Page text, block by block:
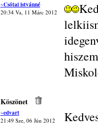
~Csótai istvánné
20:34 Va, 11 Márc 2012
Köszönet
~edvart
21:49 Sze, 06 Jún 2012